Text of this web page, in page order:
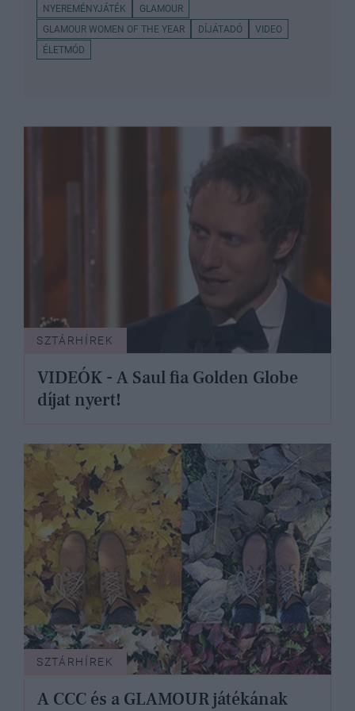
NYEREMÉNYJÁTÉK
GLAMOUR
GLAMOUR WOMEN OF THE YEAR
DÍJÁTADÓ
VIDEO
ÉLETMÓD
SZTÁRHÍREK
VIDEÓK - A Saul fia Golden Globe
díjat nyert!
SZTÁRHÍREK
A CCC és a GLAMOUR játékának